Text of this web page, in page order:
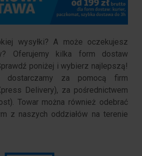
wysyłki? A może oczekujesz
Oferujemy kilka form dostaw
poniżej i wybierz najlepszą!
dostarczamy za pomocą firm
Delivery), za pośrednictwem
Towar można również odebrać
z naszych oddziałów na terenie